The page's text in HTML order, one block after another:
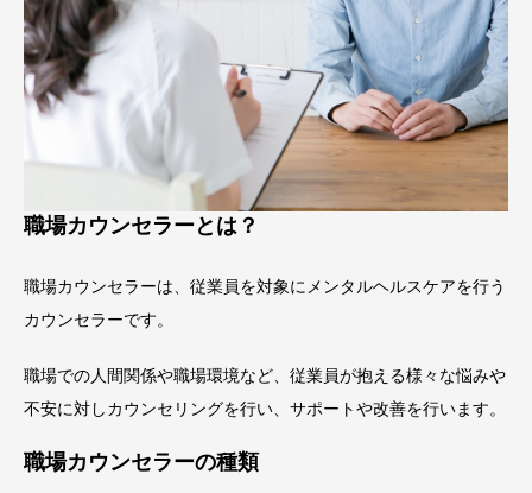
職場カウンセラーとは？
職場カウンセラーは、従業員を対象にメンタルヘルスケアを行う
カウンセラーです。
職場での人間関係や職場環境など、従業員が抱える様々な悩みや
不安に対しカウンセリングを行い、サポートや改善を行います。
職場カウンセラーの種類